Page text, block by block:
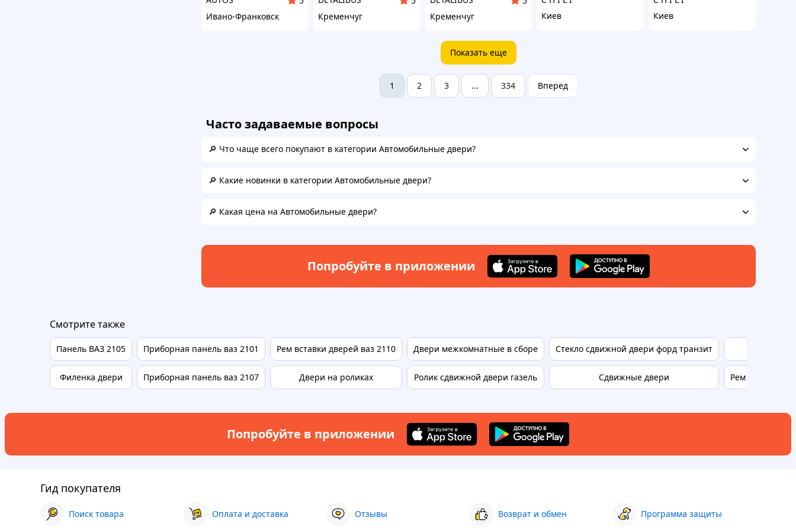
Ивано-Франковск
Кременчуг
Кременчуг
Киев
Киев
Показать еще
1 2 3 ... 334 Вперед
Часто задаваемые вопросы
🔎 Что чаще всего покупают в категории Автомобильные двери?
🔎 Какие новинки в категории Автомобильные двери?
🔎 Какая цена на Автомобильные двери?
Попробуйте в приложении
Смотрите также
Панель ВАЗ 2105
Филенка двери
Приборная панель ваз 2101
Приборная панель ваз 2107
Рем вставки дверей ваз 2110
Двери на роликах
Двери межкомнатные в сборе
Ролик сдвижной двери газель
Стекло сдвижной двери форд транзит
Сдвижные двери Рем вставки
Попробуйте в приложении
Гид покупателя
Поиск товара Оплата и доставка Отзывы Возврат и обмен Программа защиты